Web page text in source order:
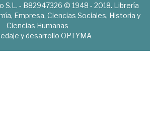
S.L. - B82947326 © 1948 - 2018. Librería
Empresa, Ciencias Sociales, Historia y
Ciencias Humanas
y desarrollo OPTYMA